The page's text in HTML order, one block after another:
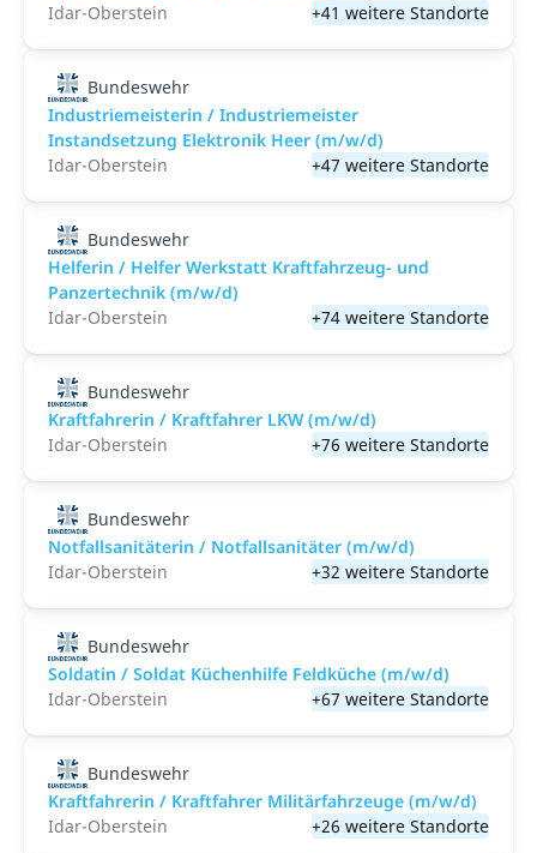
Idar-Oberstein
+41 weitere Standorte
Bundeswehr
Industriemeisterin / Industriemeister
Instandsetzung Elektronik Heer (m/w/d)
Idar-Oberstein
+47 weitere Standorte
Bundeswehr
Helferin / Helfer Werkstatt Kraftfahrzeug- und
Panzertechnik (m/w/d)
Idar-Oberstein
+74 weitere Standorte
Bundeswehr
Kraftfahrerin / Kraftfahrer LKW (m/w/d)
Idar-Oberstein
+76 weitere Standorte
Bundeswehr
Notfallsanitäterin / Notfallsanitäter (m/w/d)
Idar-Oberstein
+32 weitere Standorte
Bundeswehr
Soldatin / Soldat Küchenhilfe Feldküche (m/w/d)
Idar-Oberstein
+67 weitere Standorte
Bundeswehr
Kraftfahrerin / Kraftfahrer Militärfahrzeuge (m/w/d)
Idar-Oberstein
+26 weitere Standorte